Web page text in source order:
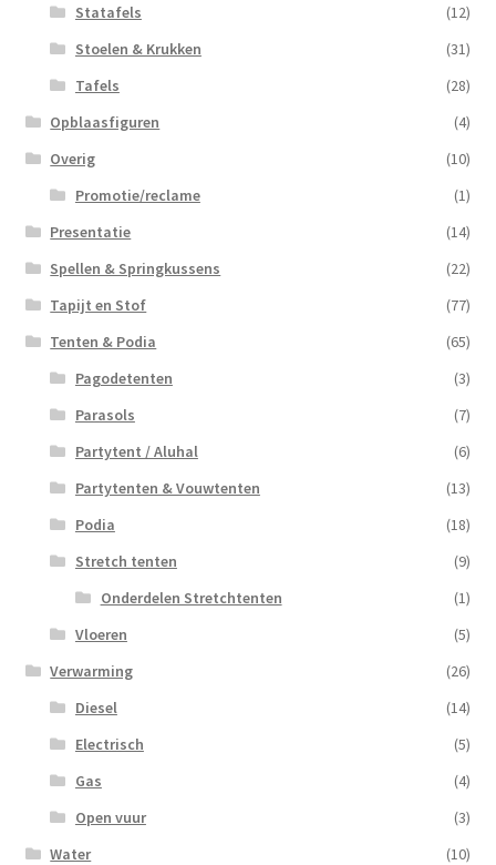
Statafels
(12)
Stoelen & Krukken
(31)
Tafels
(28)
Opblaasfiguren
(4)
Overig
(10)
Promotie/reclame
(1)
Presentatie
(14)
Spellen & Springkussens
(22)
Tapijt en Stof
(77)
Tenten & Podia
(65)
Pagodetenten
(3)
Parasols
(7)
Partytent / Aluhal
(6)
Partytenten & Vouwtenten
(13)
Podia
(18)
Stretch tenten
(9)
Onderdelen Stretchtenten
(1)
Vloeren
(5)
Verwarming
(26)
Diesel
(14)
Electrisch
(5)
Gas
(4)
Open vuur
(3)
Water
(10)